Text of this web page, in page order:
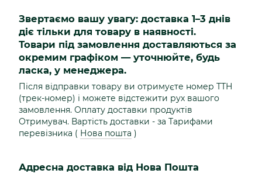
Звертаємо вашу увагу: доставка 1–3 днів
діє тільки для товару в наявності.
Товари під замовлення доставляються за
окремим графіком — уточнюйте, будь
ласка, у менеджера.
Після відправки товару ви отримуєте номер ТТН
(трек-номер) і можете відстежити рух вашого
замовлення. Оплату доставки продуктів
Отримувач. Вартість доставки - за Тарифами
перевізника ( Нова пошта )
Адресна доставка від Нова Пошта